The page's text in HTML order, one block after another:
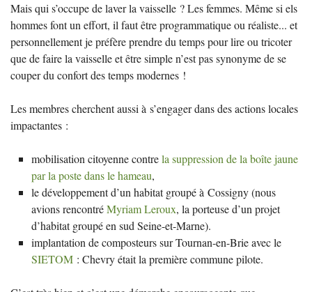
Mais qui s’occupe de laver la vaisselle ? Les femmes. Même si els
hommes font un effort, il faut être programmatique ou réaliste... et
personnellement je préfère prendre du temps pour lire ou tricoter
que de faire la vaisselle et être simple n’est pas synonyme de se
couper du confort des temps modernes !
Les membres cherchent aussi à s’engager dans des actions locales
impactantes :
mobilisation citoyenne contrela suppression de la boîte jaune
par la poste dans le hameau,
le développement d’un habitat groupé à Cossigny (nous
avions rencontréMyriam Leroux, la porteuse d’un projet
d’habitat groupé en sud Seine-et-Marne).
implantation de composteurs sur Tournan-en-Brie avec le
SIETOM : Chevry était la première commune pilote.